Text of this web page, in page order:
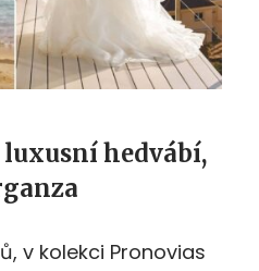
hedvábí,
v kolekci Pronovias